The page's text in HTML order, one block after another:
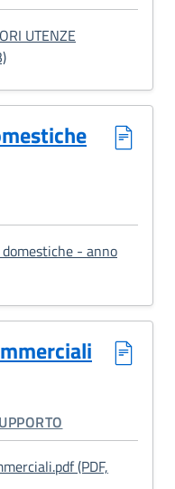
UTENZE
: Richiesta contenitori
- anno
utenze domestiche
(PDF,